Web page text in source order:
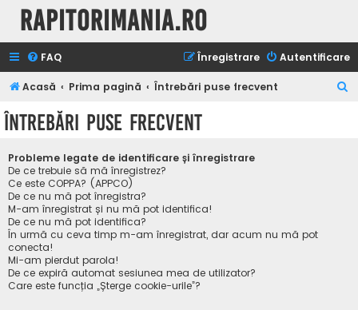
Rapitorimania.ro
FAQ Autentificare
Înregistrare
Acasă Prima pagină Întrebări puse frecvent
Întrebări puse frecvent
Probleme legate de identificare și înregistrare
De ce trebuie să mă înregistrez?
Ce este COPPA? (APPCO)
De ce nu mă pot înregistra?
M-am înregistrat și nu mă pot identifica!
De ce nu mă pot identifica?
În urmă cu ceva timp m-am înregistrat, dar acum nu mă pot
conecta!
Mi-am pierdut parola!
De ce expiră automat sesiunea mea de utilizator?
Care este funcția „Șterge cookie-urile”?